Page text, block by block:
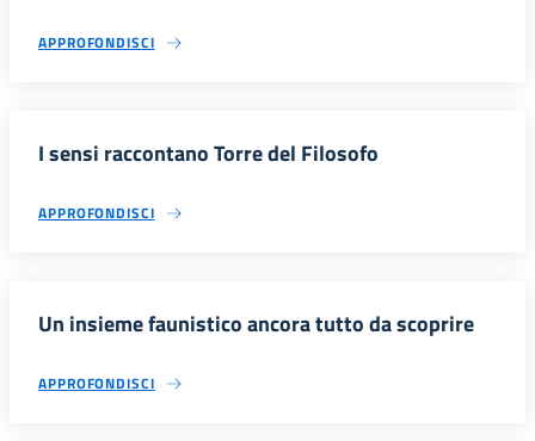
APPROFONDISCI
I sensi raccontano Torre del Filosofo
APPROFONDISCI
Un insieme faunistico ancora tutto da scoprire
APPROFONDISCI